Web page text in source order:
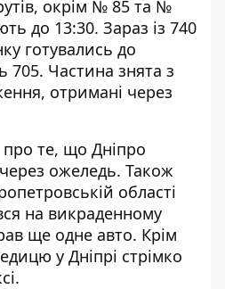
окрім № 85 та №
до 13:30. Зараз із 740
готувались до
705. Частина знята з
отримані через
те, що Дніпро
ожеледь. Також
області
на викраденному
ще одне авто. Крім
у Дніпрі стрімко
.